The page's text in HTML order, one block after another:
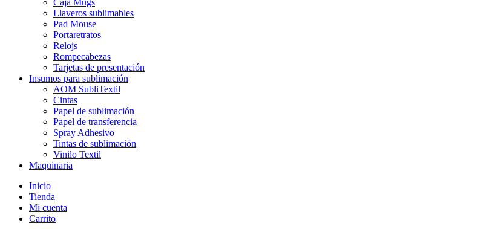
Caja Mugs
Llaveros sublimables
Pad Mouse
Portaretratos
Relojs
Rompecabezas
Tarjetas de presentación
Insumos para sublimación
AOM SubliTextil
Cintas
Papel de sublimación
Papel de transferencia
Spray Adhesivo
Tintas de sublimación
Vinilo Textil
Maquinaria
Inicio
Tienda
Mi cuenta
Carrito